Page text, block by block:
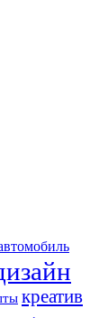
креатив